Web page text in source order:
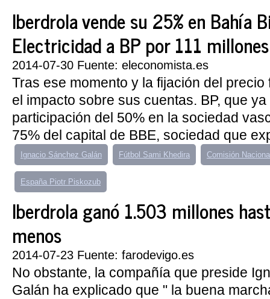
Iberdrola vende su 25% en Bahía
Electricidad a BP por 111 millones
2014-07-30 Fuente: eleconomista.es
Tras ese momento y la fijación del precio
el impacto sobre sus cuentas. BP, que
participación del 50% en la sociedad
75% del capital de BBE, sociedad que
Ignacio Sánchez Galán Fútbol Sami Khedira Comisión
España Piotr Piskozub
Iberdrola ganó 1.503 millones
menos
2014-07-23 Fuente: farodevigo.es
No obstante, la compañía que preside
Galán ha explicado que " la buena